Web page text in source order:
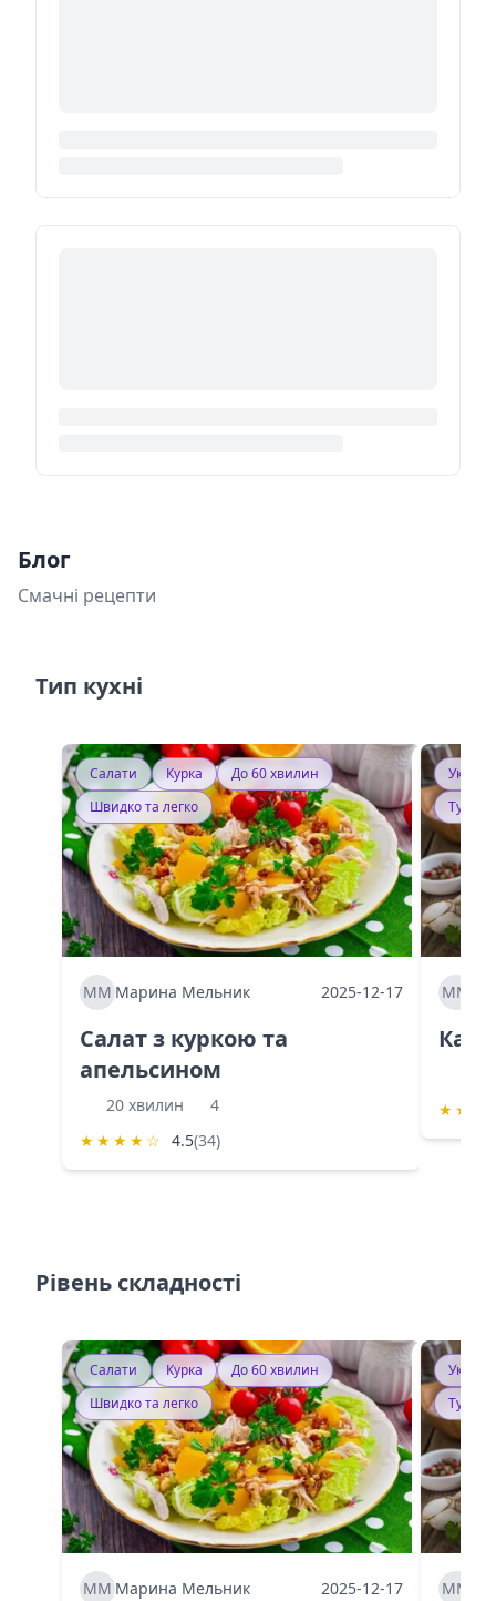
Блог
Смачні рецепти
Тип кухні
Салати Курка
До 60 хвилин
Швидко та легко
ММ Марина Мельник 2025-12-17
Салат з куркою та
апельсином
20 хвилин
4
★ ★ ★ ★ ☆ 4.5(34)
ММ
★ ★
Рівень складності
Салати Курка
До 60 хвилин
Швидко та легко
ММ Марина Мельник 2025-12-17 ММ